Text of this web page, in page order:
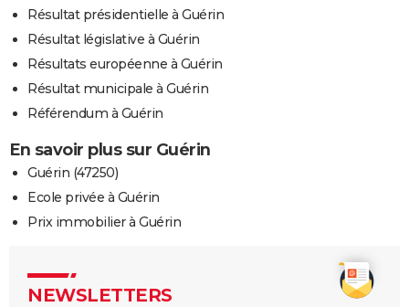
Résultat présidentielle à Guérin
Résultat législative à Guérin
Résultats européenne à Guérin
Résultat municipale à Guérin
Référendum à Guérin
En savoir plus sur Guérin
Guérin (47250)
Ecole privée à Guérin
Prix immobilier à Guérin
NEWSLETTERS